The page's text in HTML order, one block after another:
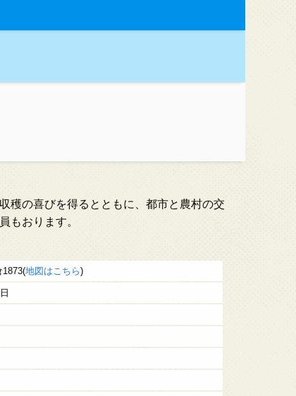
穫の喜びを得るとともに、都市と農村の交
もおります。
1873(地図はこちら)